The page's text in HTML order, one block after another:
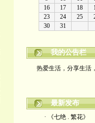
我的公告栏
最新发布
· 《七绝 . 繁花》